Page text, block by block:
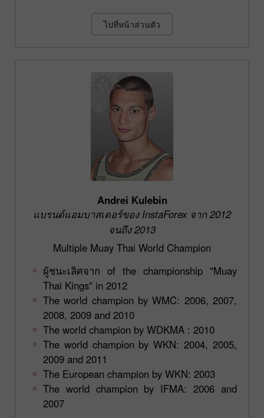
ไปที่หน้าส่วนตัว
Andrei Kulebin
แบรนด์แอมบาสเดอร์ของ InstaForex จาก 2012
จนถึง 2013
Multiple Muay Thai World Champion
ผู้ชนะเลิศจาก of the championship "Muay
Thai Kings" in 2012
The world champion by WMC: 2006, 2007,
2008, 2009 and 2010
The world champion by WDKMA : 2010
The world champion by WKN: 2004, 2005,
2009 and 2011
The European champion by WKN: 2003
The world champion by IFMA: 2006 and
2007